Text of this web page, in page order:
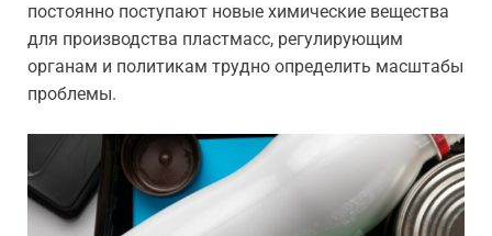
постоянно поступают новые химические вещества
для производства пластмасс, регулирующим
органам и политикам трудно определить масштабы
проблемы.